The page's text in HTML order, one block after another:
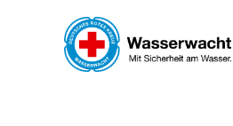
Zum Hauptinhalt springen